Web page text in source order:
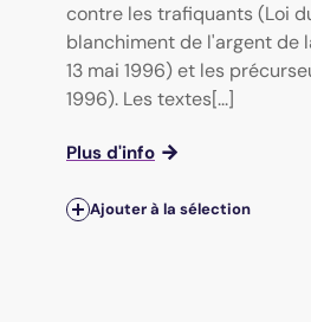
contre les trafiquants (Loi
blanchiment de l'argent de
13 mai 1996) et les
1996). Les textes[...]
Plus d'info
Ajouter à la sélection